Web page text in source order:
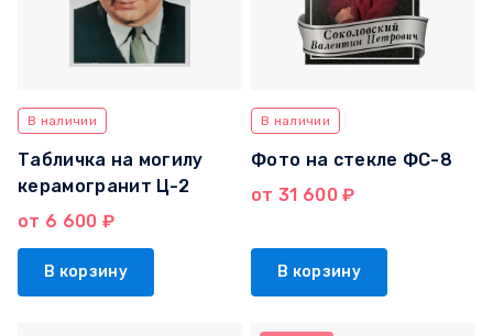
В наличии
Табличка на могилу
керамогранит Ц-2
от 6 600 ₽
В корзину
В наличии
Фото на стекле ФС-8
от 31 600 ₽
В корзину